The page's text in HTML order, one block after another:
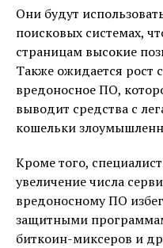
Они будут
поисковых системах,
страницам высокие
Также ожидается рост
вредоносное ПО,
выводит средства с
кошельки
Кроме того,
увеличение числа
вредоносному ПО
защитными
биткоин-миксеров и